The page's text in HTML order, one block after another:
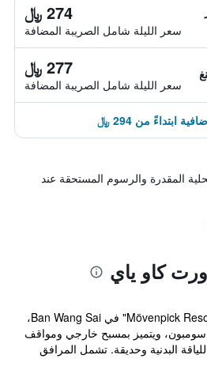
274 ﷼
سعر الليلة شامل الصريبة المضافة
277 ﷼
سعر الليلة شامل الصريبة المضافة
المقدرة والرسوم المستحقة عند
كاو ياي
يقع مكان إقامة "Mövenpick Resort Khao Yai" في Ban Wang Sai،
ثونغ سومبون، ويتميز بمسبح خارجي ومواقف
البدنية وحديقة. تشمل المرافق